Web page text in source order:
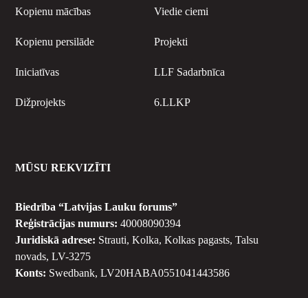
Kopienu mācības Viedie ciemi
Kopienu persilāde Projekti
Iniciatīvas LLF Sadarbnīca
Dižprojekts 6.LLKP
MŪSU REKVIZĪTI
Biedrība “Latvijas Lauku forums”
Reģistrācijas numurs: 40008090394
Juridiskā adrese: Strauti, Kolka, Kolkas pagasts, Talsu
novads, LV-3275
Konts: Swedbank, LV20HABA0551041443586